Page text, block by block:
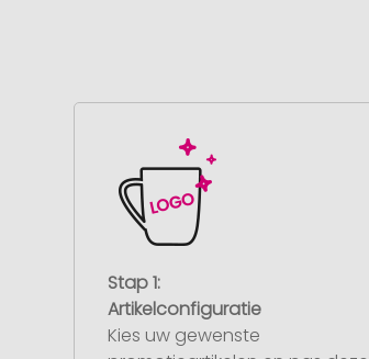
Stap 1:
Artikelconfiguratie
Kies uw gewenste